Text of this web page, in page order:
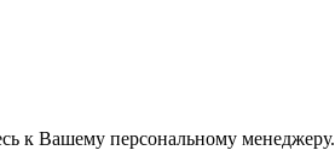
к Вашему персональному менеджеру.